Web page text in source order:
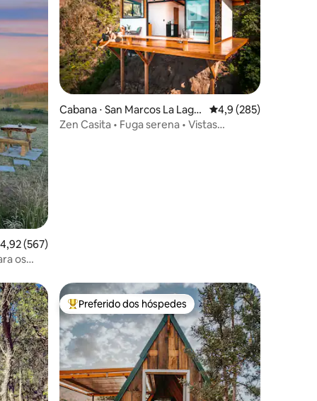
de uma avaliação média de 5, 567 avaliações
4,92 (567)
os
Cabana ⋅ San Marcos La Lagu
na
4,9 de uma avaliação
4,9 (285)
Zen Casita • Fuga serena • Vistas
hóspedes Entre os melhores preferidos dos hóspedes
Preferido dos hóspedes